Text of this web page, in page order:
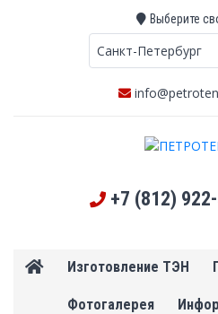
Выберите
Санкт-Петербург
+7 (812)
Изготовление ТЭН
Фотогалерея